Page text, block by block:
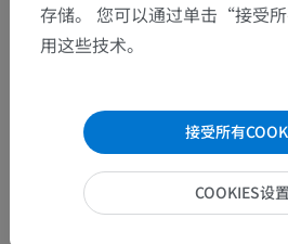
存储。 您可以通过单击“接受
用这些技术。
接受所有
COOKIES设置